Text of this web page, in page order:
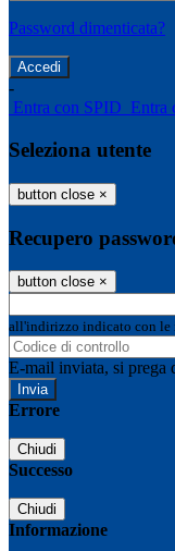
Password dimenticata?
-
Entra con SPID Entra
Seleziona utente
button close ×
Recupero
button close ×
all'indirizzo indicato con le
E-mail inviata, si prega
Errore
Chiudi
Successo
Chiudi
Informazione